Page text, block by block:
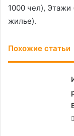
1000 чел), Этажи
жилье).
Похожие статьи